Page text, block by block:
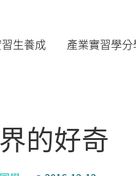
生養成 產業實習學
的好奇